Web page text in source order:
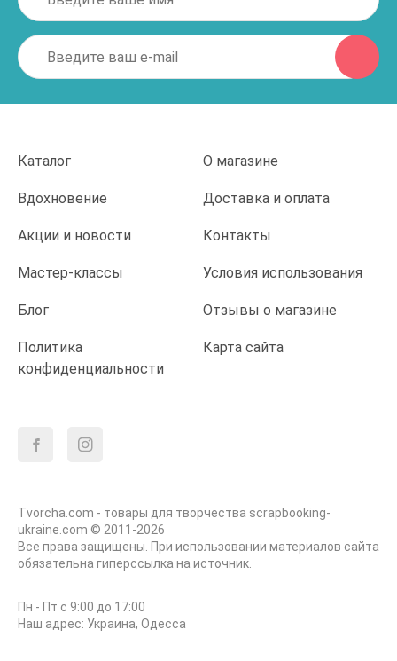
Каталог О магазине
Вдохновение Доставка и оплата
Акции и новости Контакты
Мастер-классы Условия использования
Блог Отзывы о магазине
Политика
конфиденциальности
Карта сайта
Tvorcha.com - товары для творчества scrapbooking-
ukraine.com © 2011-2026
Все права защищены. При использовании материалов сайта
обязательна гиперссылка на источник.
Пн - Пт с 9:00 до 17:00
Наш адрес: Украина, Одесса